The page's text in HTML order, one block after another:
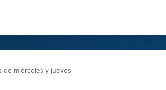
de miércoles y jueves